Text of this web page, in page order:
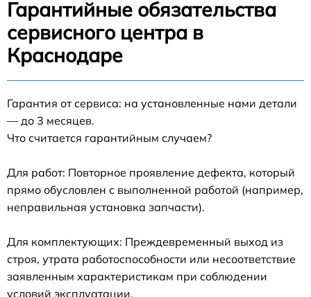
Гарантийные обязательства
сервисного центра в
Краснодаре
Гарантия от сервиса: на установленные нами детали
— до 3 месяцев.
Что считается гарантийным случаем?
Для работ: Повторное проявление дефекта, который
прямо обусловлен с выполненной работой (например,
неправильная установка запчасти).
Для комплектующих: Преждевременный выход из
строя, утрата работоспособности или несоответствие
заявленным характеристикам при соблюдении
условий эксплуатации.